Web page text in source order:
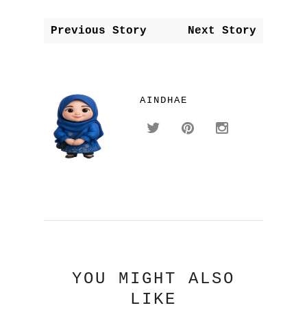
Previous Story Next Story
AINDHAE
YOU MIGHT ALSO
LIKE